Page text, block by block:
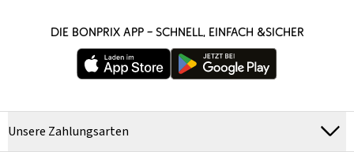
DIE BONPRIX APP – SCHNELL, EINFACH &SICHER
Unsere Zahlungsarten